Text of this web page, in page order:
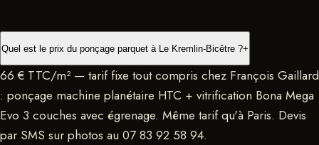
Quel est le prix du ponçage parquet à Le Kremlin-Bicêtre ?+
66 € TTC/m² — tarif fixe tout compris chez François Gaillard
: ponçage machine planétaire HTC + vitrification Bona Mega
Evo 3 couches avec égrenage. Même tarif qu'à Paris. Devis
par SMS sur photos au 07 83 92 58 94.